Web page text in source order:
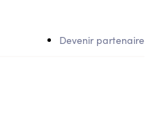
Devenir partenaire